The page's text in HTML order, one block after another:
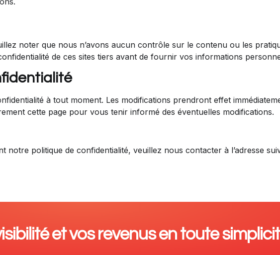
noter que nous n’avons aucun contrôle sur le contenu ou les
de ces sites tiers avant de fournir vos informations
à tout moment. Les modifications prendront effet
cette page pour vous tenir informé des éventuelles modifications.
politique de confidentialité, veuillez nous contacter à l’adresse
et vos revenus en toute